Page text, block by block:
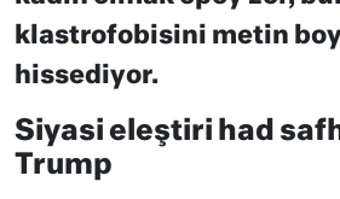
klastrofobisini metin
hissediyor.
Siyasi eleştiri had
Trump